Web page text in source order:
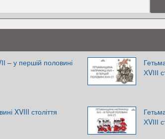
– у першій половині
ХVІІІ
XVIII століття
ХVІІІ